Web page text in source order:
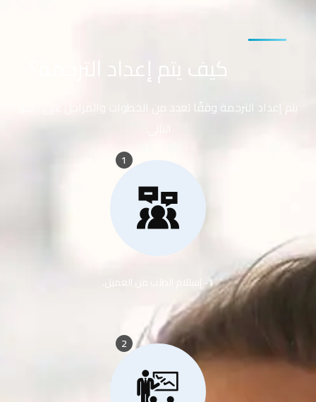
كيف يتم إعداد الترجمة؟
يتم إعداد الترجمة وفقًا لعدد من الخطوات والمراحل على النحو
1
1- إستلام الطلب من العميل.
2